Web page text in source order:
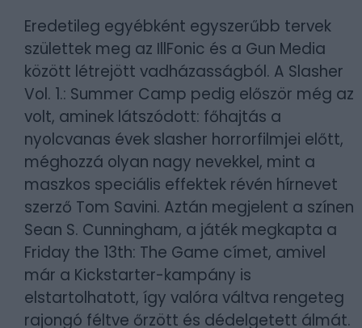
Eredetileg egyébként egyszerűbb tervek
születtek meg az IllFonic és a Gun Media
között létrejött vadházasságból. A Slasher
Vol. 1.: Summer Camp pedig először még az
volt, aminek látszódott: főhajtás a
nyolcvanas évek slasher horrorfilmjei előtt,
méghozzá olyan nagy nevekkel, mint a
maszkos speciális effektek révén hírnevet
szerző Tom Savini. Aztán megjelent a színen
Sean S. Cunningham, a játék megkapta a
Friday the 13th: The Game címet, amivel
már a Kickstarter-kampány is
elstartolhatott, így valóra váltva rengeteg
rajongó féltve őrzött és dédelgetett álmát.